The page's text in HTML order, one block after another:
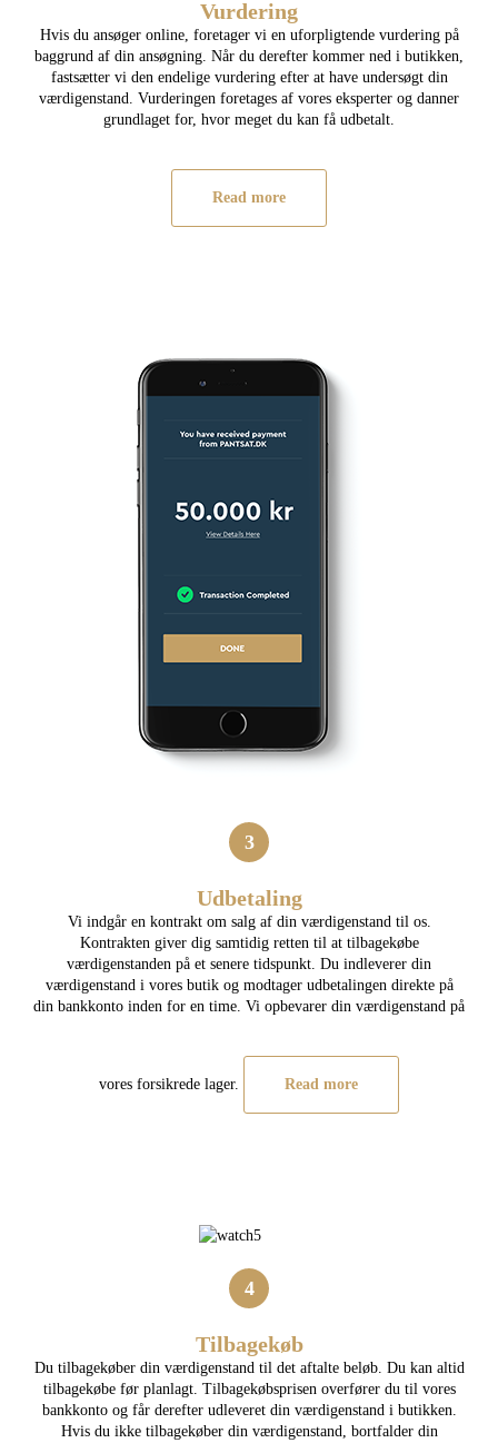
Vurdering
Hvis du ansøger online, foretager vi en uforpligtende vurdering på
baggrund af din ansøgning. Når du derefter kommer ned i butikken,
fastsætter vi den endelige vurdering efter at have undersøgt din
værdigenstand. Vurderingen foretages af vores eksperter og danner
grundlaget for, hvor meget du kan få udbetalt.
Read more
3
Udbetaling
Vi indgår en kontrakt om salg af din værdigenstand til os.
Kontrakten giver dig samtidig retten til at tilbagekøbe
værdigenstanden på et senere tidspunkt. Du indleverer din
værdigenstand i vores butik og modtager udbetalingen direkte på
din bankkonto inden for en time. Vi opbevarer din værdigenstand på
vores forsikrede lager. Read more
4
Tilbagekøb
Du tilbagekøber din værdigenstand til det aftalte beløb. Du kan altid
tilbagekøbe før planlagt. Tilbagekøbsprisen overfører du til vores
bankkonto og får derefter udleveret din værdigenstand i butikken.
Hvis du ikke tilbagekøber din værdigenstand, bortfalder din